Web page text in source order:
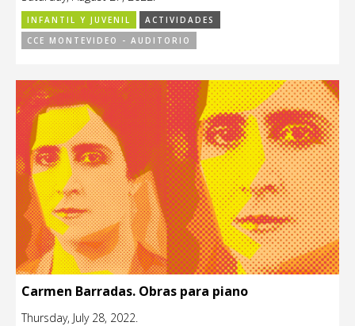
INFANTIL Y JUVENIL
ACTIVIDADES
CCE MONTEVIDEO - AUDITORIO
Carmen Barradas. Obras para piano
Thursday, July 28, 2022.